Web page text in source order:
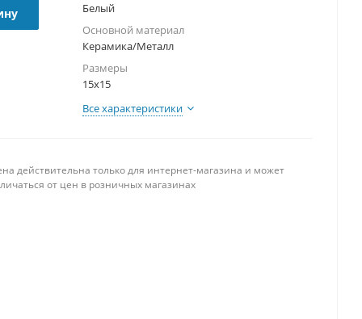
Белый
Основной материал
Керамика/Металл
Размеры
15х15
Все характеристики
действительна только для интернет-магазина и может
от цен в розничных магазинах